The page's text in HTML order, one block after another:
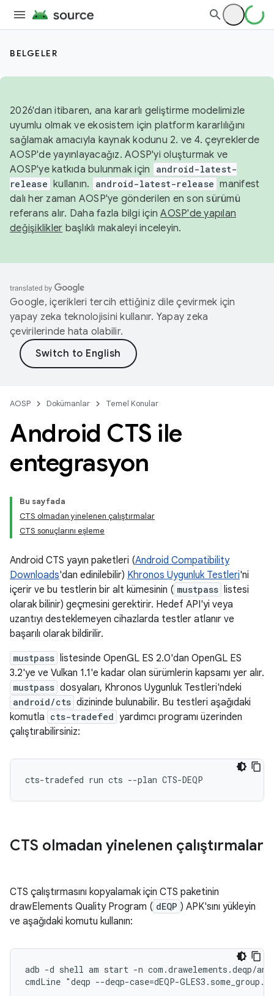
BELGELER
2026'dan itibaren, ana kararlı geliştirme modelimizle
uyumlu olmak ve ekosistem için platform kararlılığını
sağlamak amacıyla kaynak kodunu 2. ve 4. çeyreklerde
AOSP'de yayınlayacağız. AOSP'yi oluşturmak ve
AOSP'ye katkıda bulunmak için
android-latest-
release kullanın. android-latest-release manifest
dalı her zaman AOSP'ye gönderilen en son sürümü
referans alır. Daha fazla bilgi içinAOSP'de yapılan
değişiklikler başlıklı makaleyi inceleyin.
Google, içerikleri tercih ettiğiniz dile çevirmek için
yapay zeka teknolojisini kullanır. Yapay zeka
çevirilerinde hata olabilir.
AOSP Dokümanlar Temel Konular
Android CTS ile
entegrasyon
Bu sayfada
CTS olmadan yinelenen çalıştırmalar
CTS sonuçlarını eşleme
Android CTS yayın paketleri (Android Compatibility
Downloads'dan edinilebilir) Khronos Uygunluk Testleri'ni
içerir ve bu testlerin bir alt kümesinin ( mustpass listesi
olarak bilinir) geçmesini gerektirir. Hedef API'yi veya
uzantıyı desteklemeyen cihazlarda testler atlanır ve
başarılı olarak bildirilir.
mustpass listesinde OpenGL ES 2.0'dan OpenGL ES
3.2'ye ve Vulkan 1.1'e kadar olan sürümlerin kapsamı yer alır.
mustpass dosyaları, Khronos Uygunluk Testleri'ndeki
android/cts dizininde bulunabilir. Bu testleri aşağıdaki
komutla cts-tradefed yardımcı programı üzerinden
çalıştırabilirsiniz:
CTS olmadan yinelenen çalıştırmalar
CTS çalıştırmasını kopyalamak için CTS paketinin
drawElements Quality Program ( dEQP ) APK'sını yükleyin
ve aşağıdaki komutu kullanın:
adb -d shell am start -n com.drawelements.deqp/